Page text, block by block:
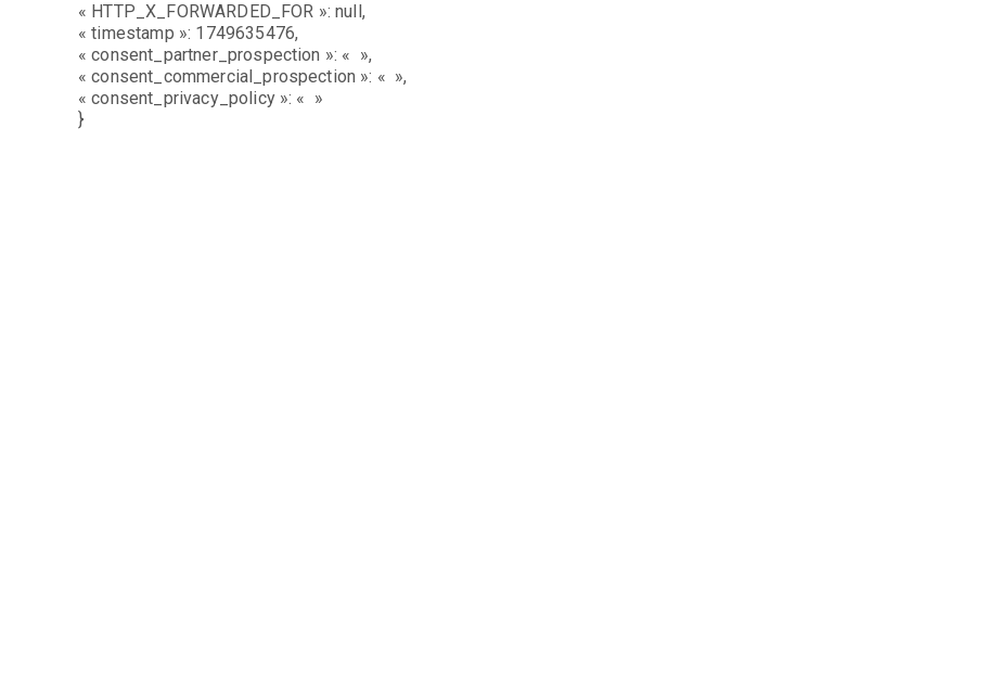
« HTTP_X_FORWARDED_FOR »: null,
« timestamp »: 1749635476,
« consent_partner_prospection »: « »,
« consent_commercial_prospection »: « »,
« consent_privacy_policy »: « »
}